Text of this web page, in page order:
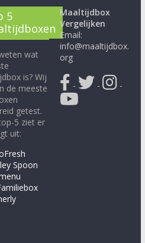
5
wat
is? Wij
de meeste
getest.
5 ziet er
uit:
Spoon
Maaltijdbox
Vergelijken
Email:
info@maaltijdbox.
org
- - -